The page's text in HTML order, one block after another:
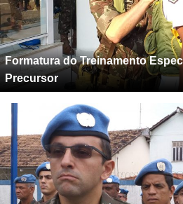
Formatura do Treinamento
Precursor